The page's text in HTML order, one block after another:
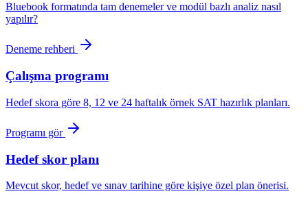
Bluebook formatında tam denemeler ve modül bazlı analiz nasıl
yapılır?
Deneme rehberi
Çalışma programı
Hedef skora göre 8, 12 ve 24 haftalık örnek SAT hazırlık planları.
Programı gör
Hedef skor planı
Mevcut skor, hedef ve sınav tarihine göre kişiye özel plan önerisi.